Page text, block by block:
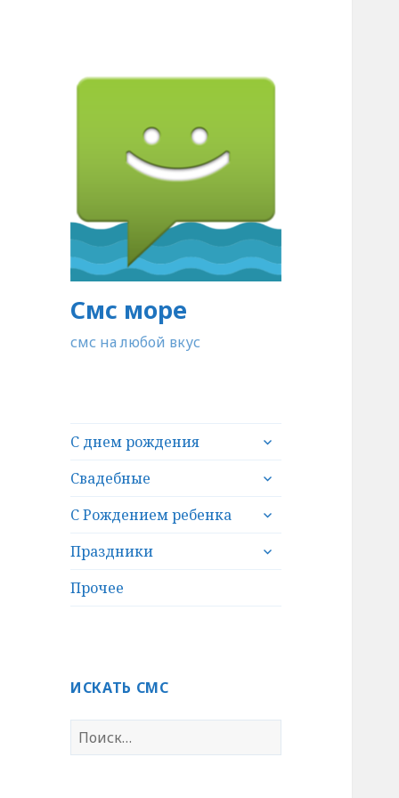
Смс море
смс на любой вкус
С днем рождения
раскрыть
меню
Свадебные
раскрыть
меню
С Рождением ребенка
раскрыть
меню
Праздники
раскрыть
Прочее
ИСКАТЬ СМС
Н
а